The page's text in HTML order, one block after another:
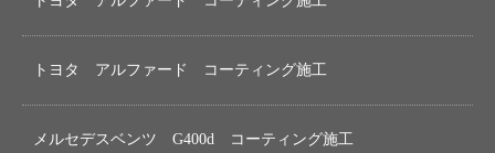
トヨタ アルファード コーティング施工
メルセデスベンツ G400d コーティング施工